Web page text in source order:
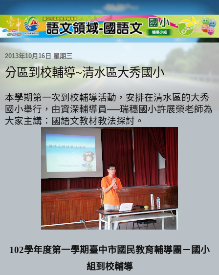
2013年10月16日 星期三
分區到校輔導~清水區大秀國小
本學期第一次到校輔導活動，安排在清水區的大秀
國小舉行，由資深輔導員──瑞穗國小許展榮老師為
大家主講：國語文教材教法探討。
102學年度第一學期臺中市國民教育輔導團－國小
組到校輔導